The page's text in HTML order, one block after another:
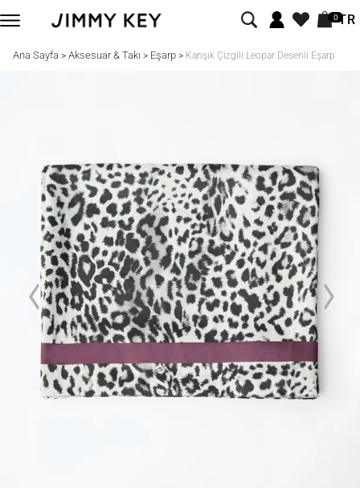
0TR
Ana Sayfa > Aksesuar & Takı > Eşarp> Karışık Çizgili Leopar Desenli Eşarp